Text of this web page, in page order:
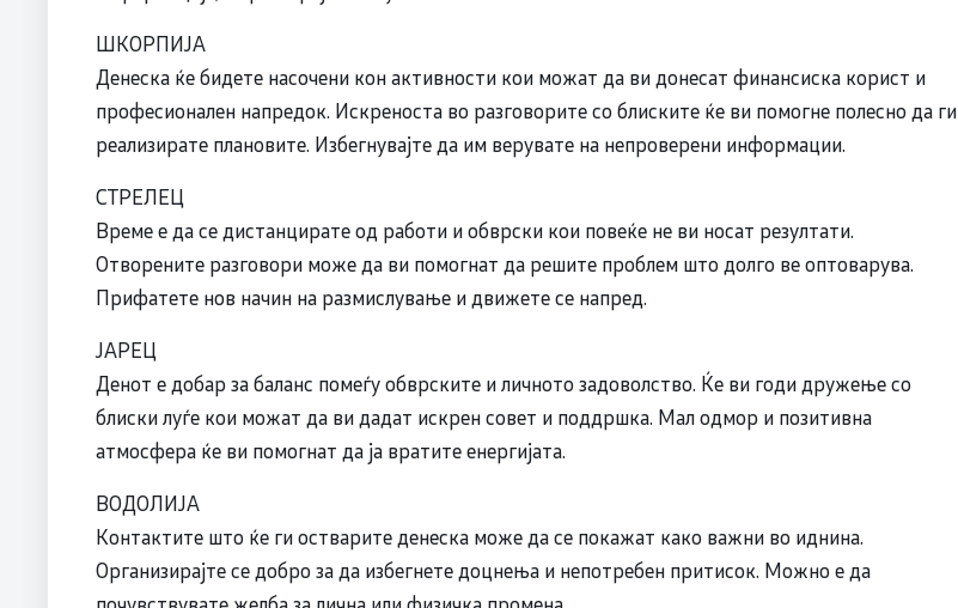
ШКОРПИЈА
Денеска ќе бидете насочени кон активности кои можат да ви донесат финансиска корист и
професионален напредок. Искреноста во разговорите со блиските ќе ви помогне полесно да ги
реализирате плановите. Избегнувајте да им верувате на непроверени информации.
СТРЕЛЕЦ
Време е да се дистанцирате од работи и обврски кои повеќе не ви носат резултати.
Отворените разговори може да ви помогнат да решите проблем што долго ве оптоварува.
Прифатете нов начин на размислување и движете се напред.
ЈАРЕЦ
Денот е добар за баланс помеѓу обврските и личното задоволство. Ќе ви годи дружење со
блиски луѓе кои можат да ви дадат искрен совет и поддршка. Мал одмор и позитивна
атмосфера ќе ви помогнат да ја вратите енергијата.
ВОДОЛИЈА
Контактите што ќе ги остварите денеска може да се покажат како важни во иднина.
Организирајте се добро за да избегнете доцнења и непотребен притисок. Можно е да